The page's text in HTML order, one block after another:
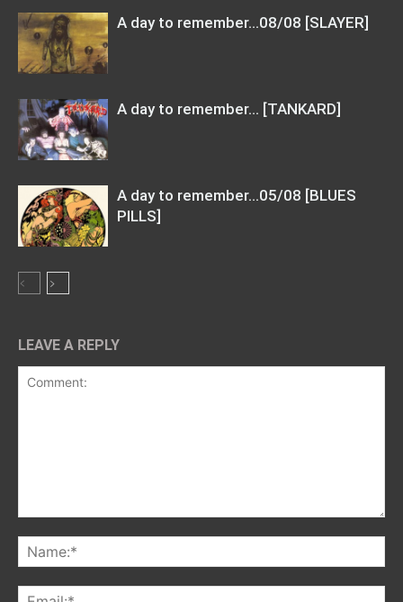
A day to remember…08/08 [SLAYER]
A day to remember… [TANKARD]
A day to remember…05/08 [BLUES
PILLS]
LEAVE A REPLY